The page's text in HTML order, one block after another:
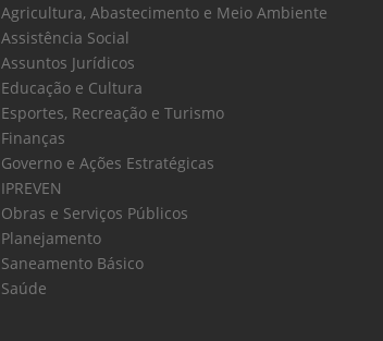
Agricultura, Abastecimento e Meio Ambiente
Assistência Social
Assuntos Jurídicos
Educação e Cultura
Esportes, Recreação e Turismo
Finanças
Governo e Ações Estratégicas
IPREVEN
Obras e Serviços Públicos
Planejamento
Saneamento Básico
Saúde